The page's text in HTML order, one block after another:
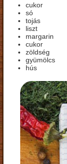
cukor
só
tojás
liszt
margarin
cukor
zöldség
gyümölcs
hús